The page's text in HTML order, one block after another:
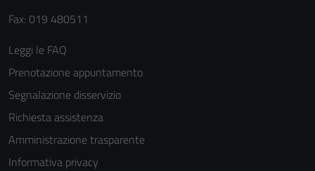
Fax: 019 480511
Leggi le FAQ
Prenotazione appuntamento
Segnalazione disservizio
Richiesta assistenza
Amministrazione trasparente
Informativa privacy